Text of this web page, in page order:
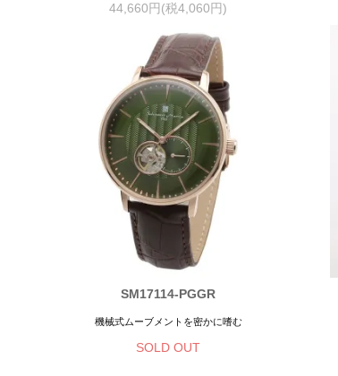
44,660円(税4,060円)
SM17114-PGGR
機械式ムーブメントを密かに嗜む
SOLD OUT